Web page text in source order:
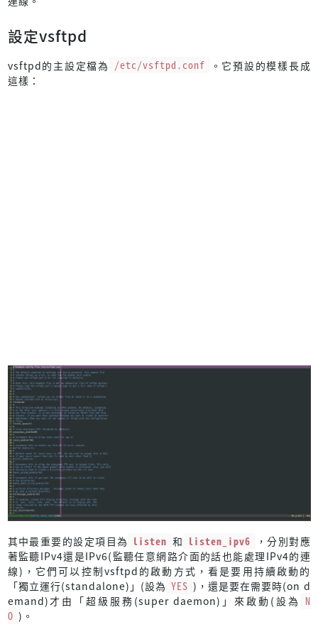
設定vsftpd
vsftpd的主設定檔為 /etc/vsftpd.conf
。它預設的模樣長成
這樣：
其中最重要的設定項目為 listen 和 listen_ipv6
，分別對應
著監聽IPv4還是IPv6(監聽任意網路介面的話也能處理IPv4的連
線)，它們可以控制vsftpd的啟動方式，看是要用持續啟動的
「獨立運行(standalone)」(設為 YES )，還是要在需要時(on d
emand)才由「超級服務(super daemon)」來啟動(設為 N
O )。